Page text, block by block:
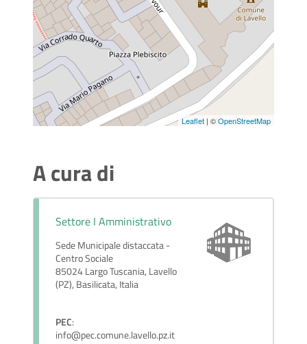
Leaflet | ©OpenStreetMap
A cura di
Settore I Amministrativo
Sede Municipale distaccata -
Centro Sociale
85024 Largo Tuscania, Lavello
(PZ), Basilicata, Italia
PEC:
info@pec.comune.lavello.pz.it